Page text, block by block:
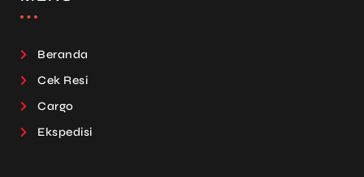
Beranda
Cek Resi
Cargo
Ekspedisi